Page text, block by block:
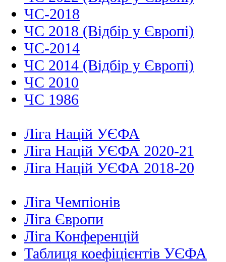
ЧС-2018
ЧС 2018 (Відбір у Європі)
ЧС-2014
ЧС 2014 (Відбір у Європі)
ЧС 2010
ЧС 1986
Ліга Націй УЄФА
Ліга Націй УЄФА 2020-21
Ліга Націй УЄФА 2018-20
Ліга Чемпіонів
Ліга Європи
Ліга Конференцій
Таблиця коефіцієнтів УЄФА